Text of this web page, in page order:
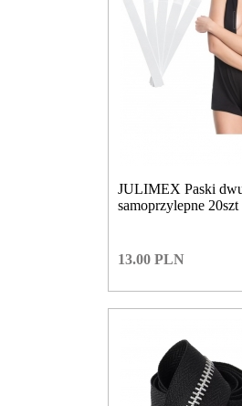
JULIMEX Paski
samoprzylepne
13.00 PLN